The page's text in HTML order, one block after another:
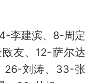
李建滨、8-周定
友、12-萨尔达
26-刘涛、33-张